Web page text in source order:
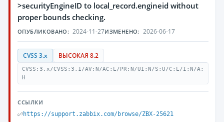
>securityEngineID to local_record.engineid without
proper bounds checking.
ОПУБЛИКОВАНО: 2024-11-27ИЗМЕНЕНО: 2026-06-17
CVSS 3.x ВЫСОКАЯ 8.2
CVSS:3.x/CVSS:3.1/AV:N/AC:L/PR:N/UI:N/S:U/C:L/I:N/A:
H
ССЫЛКИ
https://support.zabbix.com/browse/ZBX-25621